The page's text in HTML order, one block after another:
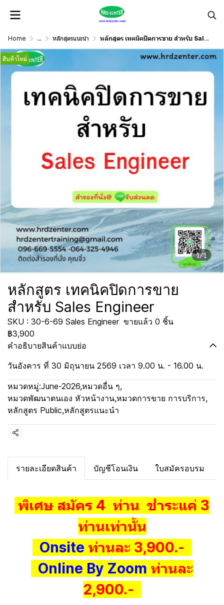
Home ... หลักสูตรแนะนำ หลักสูตร เทคนิคปิดการขาย สำหรับ Sales Engineer
1/1
สินค้าใหม่
หลักสูตร เทคนิคปิดการขาย
สำหรับ Sales Engineer
SKU : 30-6-69 Sales Engineer ขายแล้ว 0 ชิ้น
฿3,900
คำอธิบายสินค้าแบบย่อ
วันอังคาร ที่ 30 มิถุนายน 2569 เวลา 9.00 น. - 16.00 น.
หมวดหมู่:June-2026,หมวดอื่น ๆ,
หมวดพัฒนาตนเอง หัวหน้างาน,หมวดการขาย การบริการ,
หลักสูตร Public,หลักสูตรแนะนำ
แชร์
รายละเอียดสินค้า บัญชีโอนเงิน ใบสมัครอบรม
พิเศษ สมัคร 4 ท่าน ชำระแค่ 3
ท่านเท่านั้น
Onsite ท่านละ 3,900.-
Online By Zoom ท่านละ
2,900.-